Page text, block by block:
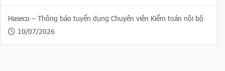
Haseco – Thông báo tuyển dụng Chuyên viên Kiểm toán nội bộ
10/07/2026